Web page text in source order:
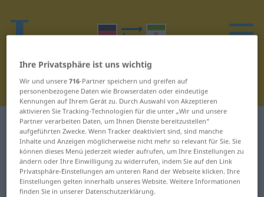
Deutsch-Persisch Wörterbuch H 24
Wörter auf Deutsch, die mit H
beginnen – Hysterie ... Hysterie
Ihre Privatsphäre ist uns wichtig
Wir und unsere716-Partner speichern und greifen auf
personenbezogene Daten wie Browserdaten oder eindeutige
Kennungen auf Ihrem Gerät zu. Durch Auswahl von Akzeptieren
aktivieren Sie Tracking-Technologien für die unter „Wir und unsere
Partner verarbeiten Daten, um Ihnen Dienste bereitzustellen“
aufgeführten Zwecke. Wenn Tracker deaktiviert sind, sind manche
Inhalte und Anzeigen möglicherweise nicht mehr so relevant für Sie. Sie
können dieses Menü jederzeit wieder aufrufen, um Ihre Einstellungen zu
ändern oder Ihre Einwilligung zu widerrufen, indem Sie auf den Link
Privatsphäre-Einstellungen am unteren Rand der Webseite klicken. Ihre
Einstellungen gelten innerhalb unseres Website. Weitere Informationen
finden Sie in unserer Datenschutzerklärung.